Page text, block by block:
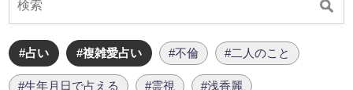
#占い #複雑愛占い #不倫 #二人のこと
#生年月日で占える #霊視 #浅香麗